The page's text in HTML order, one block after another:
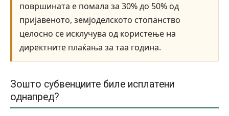
површината е помала за 30% до 50% од
пријавеното, земјоделското стопанство
целосно се исклучува од користење на
директните плаќања за таа година.
Зошто субвенциите биле исплатени
однапред?